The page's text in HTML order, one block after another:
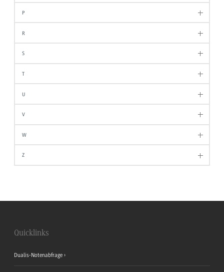
P
R
S
T
U
V
W
Z
Quicklinks
Dualis-Notenabfrage